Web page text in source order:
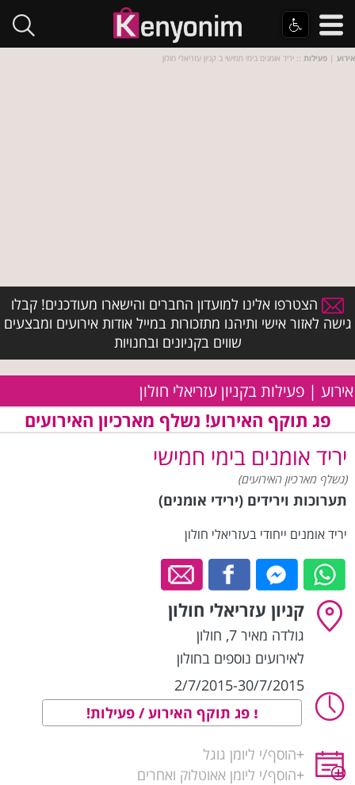
אירוע | פעילות :: יריד אומנים בימי חמישי ב קניון עזריאלי חולון
הצטרפו אלינו למועדון החברים והישארו מעודכנים! קבלו
גישה לאזור אישי ותיהנו מתזכורות במייל אודות אירועים ומבצעים
שווים בקניונים ובחנויות
אירוע | פעילות בקניון עזריאלי חולון
פג תוקף האירוע! נשלף מארכיון האירועים
יריד אומנים בימי חמישי
(נשלף מארכיון האירועים)
תערוכות וירידים (ירידי אומנים)
יריד אומנים ייחודי בעזריאלי חולון
קניון עזריאלי חולון
גולדה מאיר 7 , חולון
לאירועים נוספים בחולון
2/7/2015-30/7/2015
פג תוקף האירוע / פעילות!
+הוסף/י ליומן גוגל
+הוסף/י ליומן אאוטלוק ואחרים